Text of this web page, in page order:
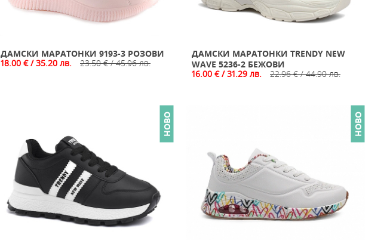
ДАМСКИ МАРАТОНКИ 9193-3 РОЗОВИ
18.00 € / 35.20 лв.
23.50 € / 45.96 лв.
ДАМСКИ МАРАТОНКИ TRENDY NEW
WAVE 5236-2 БЕЖОВИ
16.00 € / 31.29 лв.
22.96 € / 44.90 лв.
НОВО НОВО